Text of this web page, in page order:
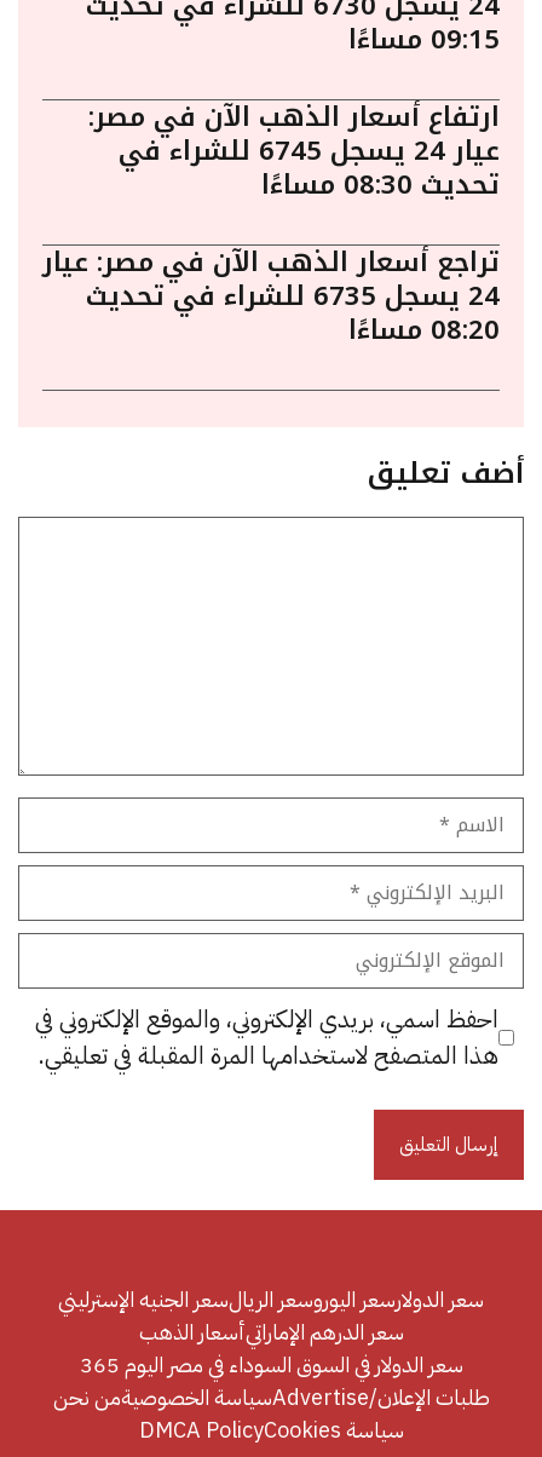
09:15 مساءًا
ارتفاع أسعار الذهب الآن في مصر:
عيار 24 يسجل 6745 للشراء في
تحديث 08:30 مساءًا
تراجع أسعار الذهب الآن في مصر: عيار
24 يسجل 6735 للشراء في تحديث
08:20 مساءًا
أضف تعليق
الاسم
البريد
الإلكتروني
الموقع
الإلكتروني
احفظ اسمي، بريدي الإلكتروني، والموقع الإلكتروني في
هذا المتصفح لاستخدامها المرة المقبلة في تعليقي.
سعر الدولارسعر اليوروسعر الريالسعر الجنيه الإسترليني
سعر الدرهم الإماراتيأسعار الذهب
سعر الدولار في السوق السوداء في مصر اليوم 365
طلبات الإعلان/Advertise
سياسة الخصوصيةمن نحن
سياسة Cookies
DMCA Policy